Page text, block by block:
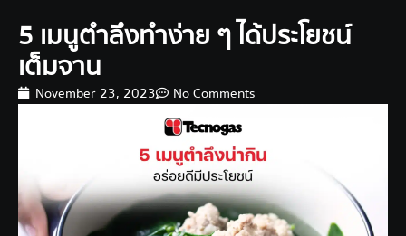
5 เมนูตำลึงทำง่าย ๆ ได้ประโยชน์
เต็มจาน
November 23, 2023 No Comments